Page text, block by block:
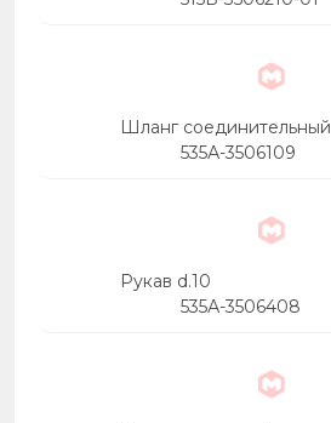
Шланг соединительный
535А-3506109
Рукав d.10
535А-3506408